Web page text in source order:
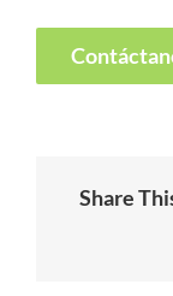
Share